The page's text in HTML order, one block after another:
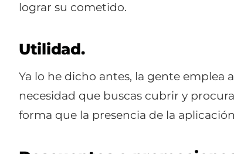
lograr su cometido.
Utilidad.
Ya lo he dicho antes, la gente emplea
necesidad que buscas cubrir y
forma que la presencia de la